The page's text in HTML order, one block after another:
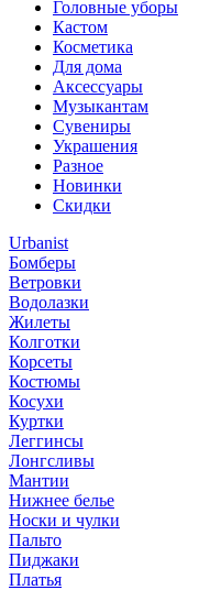
Головные уборы
Кастом
Косметика
Для дома
Аксессуары
Музыкантам
Сувениры
Украшения
Разное
Новинки
Скидки
Urbanist
Бомберы
Ветровки
Водолазки
Жилеты
Колготки
Корсеты
Костюмы
Косухи
Куртки
Леггинсы
Лонгсливы
Мантии
Нижнее белье
Носки и чулки
Пальто
Пиджаки
Платья